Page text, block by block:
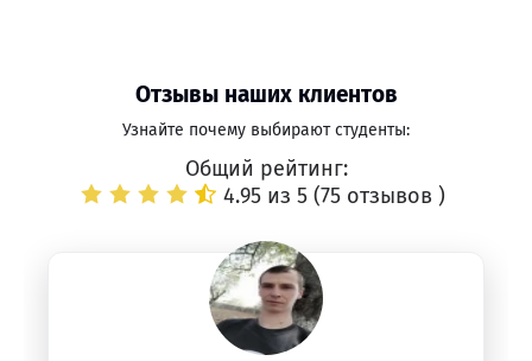
Отзывы наших клиентов
Узнайте почему выбирают студенты:
Общий рейтинг:
4.95 из 5 (75 отзывов )